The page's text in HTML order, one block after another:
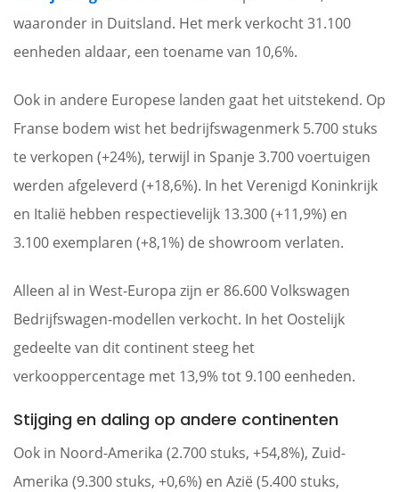
waaronder in Duitsland. Het merk verkocht 31.100
eenheden aldaar, een toename van 10,6%.
Ook in andere Europese landen gaat het uitstekend. Op
Franse bodem wist het bedrijfswagenmerk 5.700 stuks
te verkopen (+24%), terwijl in Spanje 3.700 voertuigen
werden afgeleverd (+18,6%). In het Verenigd Koninkrijk
en Italië hebben respectievelijk 13.300 (+11,9%) en
3.100 exemplaren (+8,1%) de showroom verlaten.
Alleen al in West-Europa zijn er 86.600 Volkswagen
Bedrijfswagen-modellen verkocht. In het Oostelijk
gedeelte van dit continent steeg het
verkooppercentage met 13,9% tot 9.100 eenheden.
Stijging en daling op andere continenten
Ook in Noord-Amerika (2.700 stuks, +54,8%), Zuid-
Amerika (9.300 stuks, +0,6%) en Azië (5.400 stuks,